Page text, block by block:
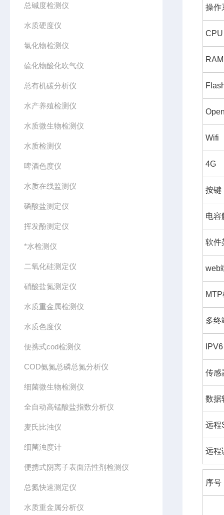
总碱度检测仪
水质硬度仪
氯化物检测仪
硫化物酸化吹气仪
总有机碳分析仪
水产养殖检测仪
水质微生物检测仪
水质检测仪
啤酒色度仪
水质在线监测仪
磷酸盐测定仪
挥发酚测定仪
*水检测仪
二氧化硅测定仪
硝酸盐氮测定仪
水质重金属检测仪
水质色度仪
便携式cod检测仪
COD氨氮总磷总氮分析仪
细菌微生物检测仪
全自动高锰酸盐指数分析仪
麦氏比浊仪
细菌浊度计
便携式阴离子表面活性剂检测仪
总氮快速测定仪
水质重金属分析仪
操作
CPU
RAM
Wifi
4G
按键
电容
软件
web
多终
IPV6
传感
数据
远程
远程
序号